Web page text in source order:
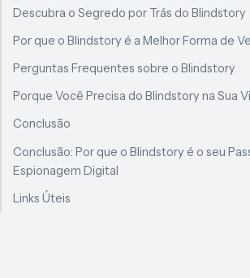
Descubra o Segredo por Trás do Blindstory
Por que o Blindstory é a Melhor Forma de
Perguntas Frequentes sobre o Blindstory
Porque Você Precisa do Blindstory na Sua
Conclusão
Conclusão: Por que o Blindstory é o seu
Espionagem Digital
Links Úteis